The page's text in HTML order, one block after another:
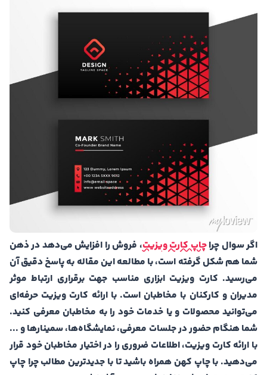
اگر سوال چراچاپ کارت ویزیت، فروش را افزایش می‌دهد در ذهن
شما هم شکل گرفته است، با مطالعه این مقاله به پاسخ دقیق آن
می‌رسید. کارت ویزیت ابزاری مناسب جهت برقراری ارتباط موثر
مدیران و کارکنان با مخاطبان است. با ارائه کارت ویزیت حرفه‌ای
می‌توانید محصولات و یا خدمات خود را به مخاطبان معرفی کنید.
شما هنگام حضور در جلسات معرفی، نمایشگاه‌ها، سمینارها و ...
با ارائه کارت ویزیت، اطلاعات ضروری را در اختیار مخاطبان خود قرار
می‌دهید. با چاپ کهن همراه باشید تا با جدیدترین مطالب چرا چاپ